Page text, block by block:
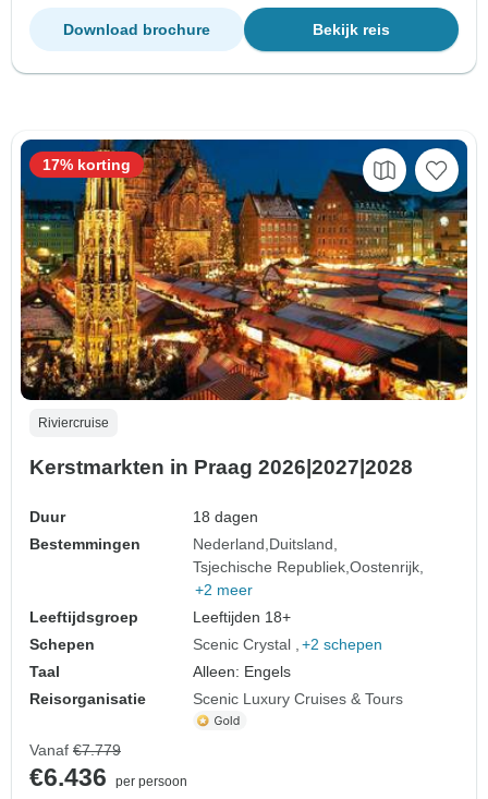
Bekijk reis
Download brochure
Riviercruise
Kerstmarkten in Praag 2026|2027|2028
Duur
18 dagen
Bestemmingen
Nederland Duitsland
Tsjechische Republiek Oostenrijk
+2 meer
Leeftijdsgroep
Leeftijden 18+
Schepen
Scenic Crystal
+2 schepen
Taal
Alleen: Engels
Reisorganisatie
Scenic Luxury Cruises & Tours
17% korting
Vanaf €7.779
€6.436
per persoon